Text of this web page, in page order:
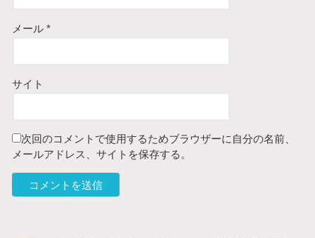
メール*
サイト
次回のコメントで使用するためブラウザーに自分の名前、
メールアドレス、サイトを保存する。